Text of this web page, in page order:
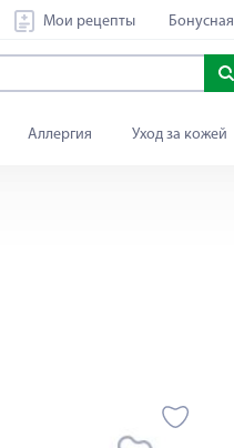
Мои рецепты
Аллергия Уход за кожей